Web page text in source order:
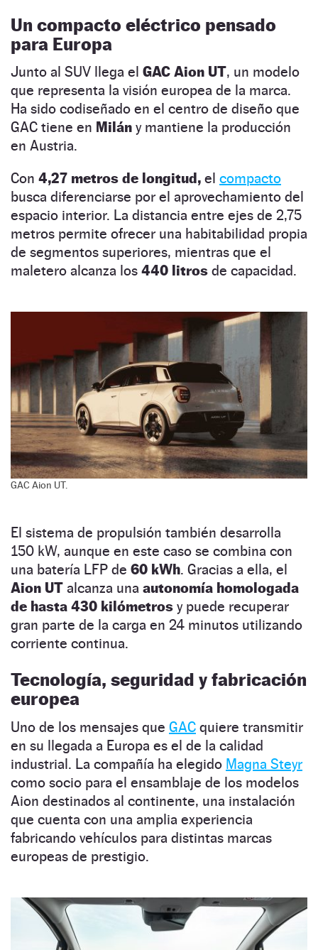
Un compacto eléctrico pensado
para Europa
Junto al SUV llega el GAC Aion UT, un modelo
que representa la visión europea de la marca.
Ha sido codiseñado en el centro de diseño que
GAC tiene en Milán y mantiene la producción
en Austria.
Con 4,27 metros de longitud, el compacto
busca diferenciarse por el aprovechamiento del
espacio interior. La distancia entre ejes de 2,75
metros permite ofrecer una habitabilidad propia
de segmentos superiores, mientras que el
maletero alcanza los 440 litros de capacidad.
GAC Aion UT.
El sistema de propulsión también desarrolla
150 kW, aunque en este caso se combina con
una batería LFP de 60 kWh. Gracias a ella, el
Aion UT alcanza una autonomía homologada
de hasta 430 kilómetros y puede recuperar
gran parte de la carga en 24 minutos utilizando
corriente continua.
Tecnología, seguridad y fabricación
europea
Uno de los mensajes que GAC quiere transmitir
en su llegada a Europa es el de la calidad
industrial. La compañía ha elegido Magna Steyr
como socio para el ensamblaje de los modelos
Aion destinados al continente, una instalación
que cuenta con una amplia experiencia
fabricando vehículos para distintas marcas
europeas de prestigio.